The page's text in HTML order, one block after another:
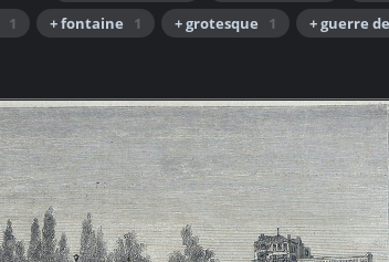
1 + fontaine 1 + grotesque 1 + guerre